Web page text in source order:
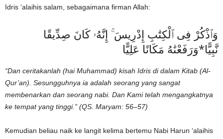
Idris ‘alaihis salam, sebagaimana firman Allah:
وَٱذْكُرْ فِى ٱلْكِتَٰبِ إِدْرِيسَ ۚ إِنَّهُۥ كَانَ صِدِّيقًا
نَّبِيًّا*وَرَفَعْنَٰهُ مَكَانًا عَلِيًّا
“Dan ceritakanlah (hai Muhammad) kisah Idris di dalam Kitab (Al-
Qur’an). Sesungguhnya ia adalah seorang yang sangat
membenarkan dan seorang nabi. Dan Kami telah mengangkatnya
ke tempat yang tinggi.” (QS. Maryam: 56–57)
Kemudian beliau naik ke langit kelima bertemu Nabi Harun ‘alaihis